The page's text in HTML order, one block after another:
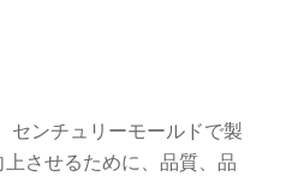
センチュリーモールドで製
させるために、品質、品